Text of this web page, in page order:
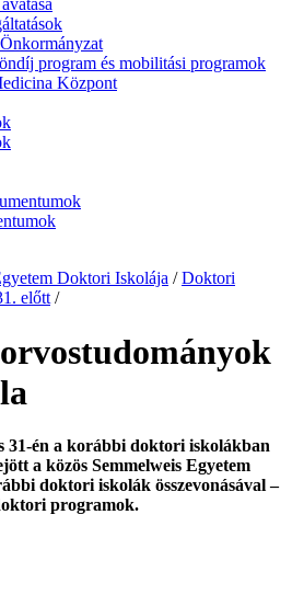
program és mobilitási programok
Központ
Doktori Iskolája / Doktori
előtt /
31-én a korábbi doktori iskolákban
a közös Semmelweis Egyetem
doktori iskolák összevonásával –
programok.